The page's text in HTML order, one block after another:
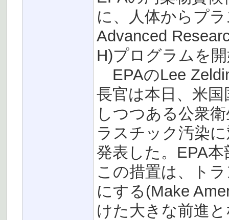
に、人体からプ
Advanced
H)プログラムを
EPAのLee
長官は本日、米
しつつある公衆
ラスチック汚染
発表した。EPA
この措置は、ト
にする(Make
けた大きな前進